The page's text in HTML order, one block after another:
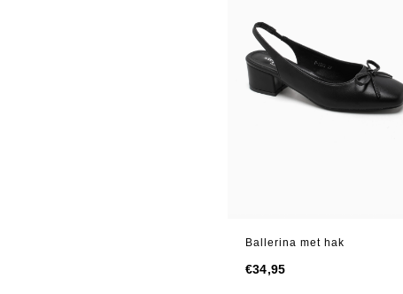
Ballerina met hak
€34,95